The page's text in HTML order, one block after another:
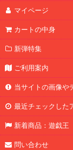
マイページ
カートの中身
新弾特集
ご利用案内
当サイトの画像や
最近チェックした
新着商品：遊戯王
問い合わせ